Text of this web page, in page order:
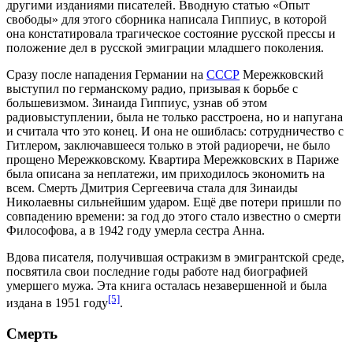
другими изданиями писателей. Вводную статью «Опыт
свободы» для этого сборника написала Гиппиус, в которой
она констатировала трагическое состояние русской прессы и
положение дел в русской эмиграции младшего поколения.
Сразу после нападения Германии на СССР Мережковский
выступил по германскому радио, призывая к борьбе с
большевизмом. Зинаида Гиппиус, узнав об этом
радиовыступлении, была не только расстроена, но и напугана
и считала что это конец. И она не ошиблась: сотрудничество с
Гитлером, заключавшееся только в этой радиоречи, не было
прощено Мережковскому. Квартира Мережковских в Париже
была описана за неплатежи, им приходилось экономить на
всем. Смерть Дмитрия Сергеевича стала для Зинаиды
Николаевны сильнейшим ударом. Ещё две потери пришли по
совпадению времени: за год до этого стало известно о смерти
Философова, а в 1942 году умерла сестра Анна.
Вдова писателя, получившая остракизм в эмигрантской среде,
посвятила свои последние годы работе над биографией
умершего мужа. Эта книга осталась незавершенной и была
издана в 1951 году[5].
Смерть